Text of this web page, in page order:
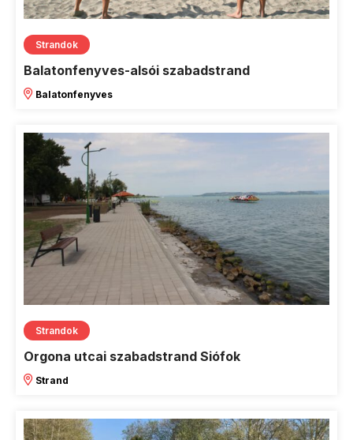
Strandok
Balatonfenyves-alsói szabadstrand
Balatonfenyves
Strandok
Orgona utcai szabadstrand Siófok
Strand